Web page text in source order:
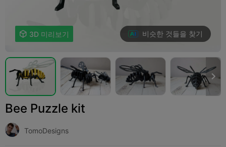
 3D 미리보기 비슷한 것들을 찾기

Bee Puzzle kit
TomoDesigns